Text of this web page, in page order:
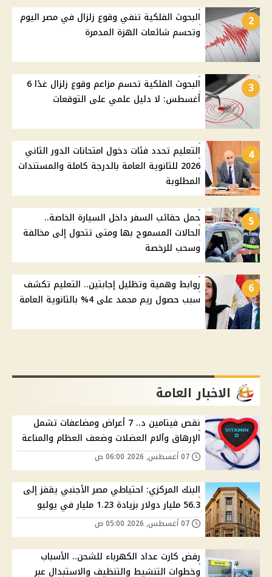
2
البحوث الفلكية تنفي وقوع زلزال في مصر اليوم
وتحسم شائعات الهزة المدمرة
3
البحوث الفلكية تحسم مزاعم وقوع زلزال غدًا 6
أغسطس: لا دليل علمي على التوقعات
4
التعليم تحدد فئات دخول امتحانات الدور الثاني
2026 للثانوية العامة بالدرجة كاملة والمستندات
المطلوبة
5
حمل حقائب السفر داخل السيارة الخاصة..
الحالات المسموح بها ومتى تتحول إلى مخالفة
وسحب للرخصة
6
روابط وهمية وتظليل إجابتين.. التعليم تكشف
سبب حصول ريم محمد على 4% بالثانوية العامة
الاخبار العامة
نقص فيتامين د.. 7 أعراض ومضاعفات تشمل
الإرهاق وآلام العضلات وضعف العظام والمناعة
البنك المركزي: احتياطي مصر الأجنبي يقفز إلى
56.3 مليار دولار بزيادة 1.23 مليار في يوليو
رفض كارت عداد الكهرباء للشحن.. الأسباب
وخطوات التنشيط والتنظيف والاستبدال عبر